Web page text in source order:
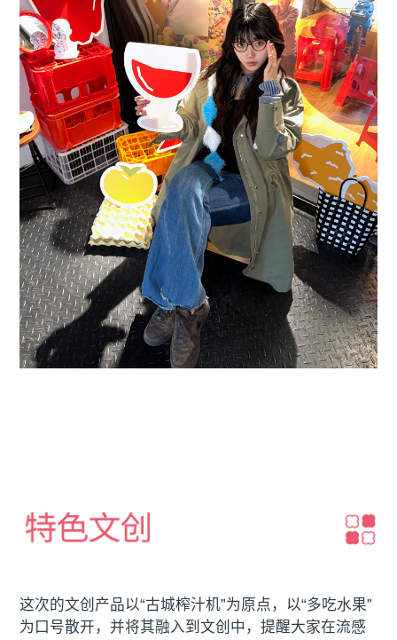
这次的文创产品以“古城榨汁机”为原点，以“多吃水果”
为口号散开，并将其融入到文创中，提醒大家在流感